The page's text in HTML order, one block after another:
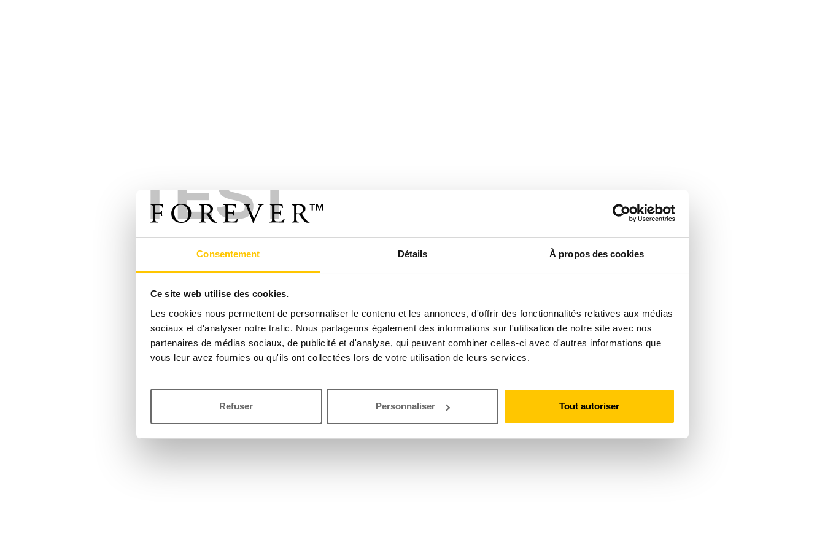
TEST
Consentement Détails À propos des cookies
Ce site web utilise des cookies.
Les cookies nous permettent de personnaliser le contenu et les annonces, d'offrir des fonctionnalités relatives aux médias
sociaux et d'analyser notre trafic. Nous partageons également des informations sur l'utilisation de notre site avec nos
partenaires de médias sociaux, de publicité et d'analyse, qui peuvent combiner celles-ci avec d'autres informations que
vous leur avez fournies ou qu'ils ont collectées lors de votre utilisation de leurs services.
Refuser Personnaliser Tout autoriser